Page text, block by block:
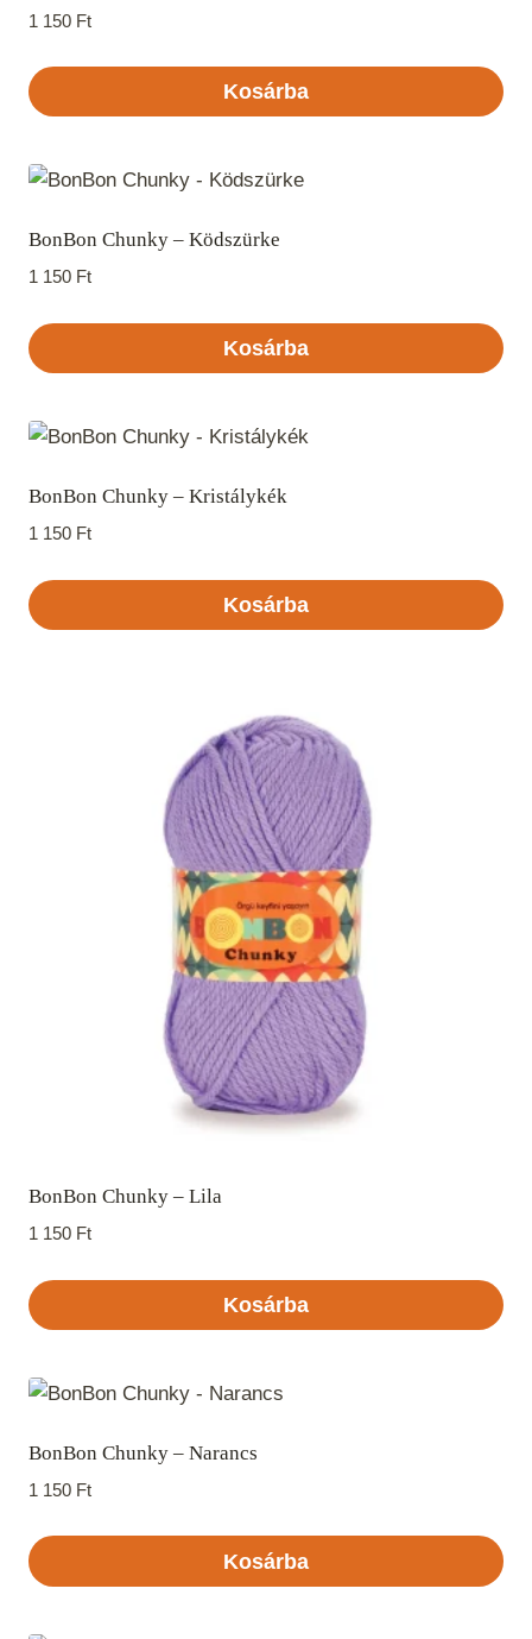
1 150 Ft
Kosárba
BonBon Chunky – Ködszürke
1 150 Ft
Kosárba
BonBon Chunky – Kristálykék
1 150 Ft
Kosárba
BonBon Chunky – Lila
1 150 Ft
Kosárba
BonBon Chunky – Narancs
1 150 Ft
Kosárba